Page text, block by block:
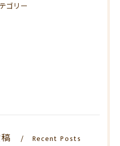
ゴリー
Recent Posts